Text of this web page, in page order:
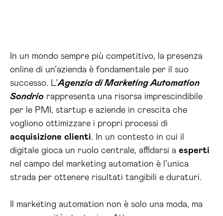
In un mondo sempre più competitivo, la presenza
online di un’azienda è fondamentale per il suo
successo. L’Agenzia di Marketing Automation
Sondrio rappresenta una risorsa imprescindibile
per le PMI, startup e aziende in crescita che
vogliono ottimizzare i propri processi di
acquisizione clienti. In un contesto in cui il
digitale gioca un ruolo centrale, affidarsi a esperti
nel campo del marketing automation è l’unica
strada per ottenere risultati tangibili e duraturi.
Il marketing automation non è solo una moda, ma